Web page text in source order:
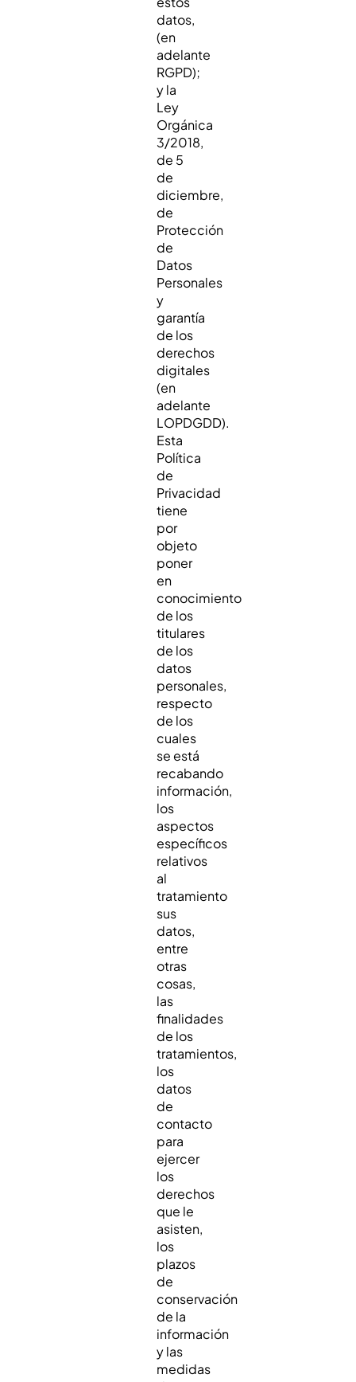
datos,
(en
adelante
RGPD);
y la
Ley
Orgánica
3/2018,
de 5
de
diciembre,
de
Protección
de
Datos
Personales
y
garantía
de los
derechos
digitales
(en
adelante
LOPDGDD).
Esta
Política
de
Privacidad
tiene
por
objeto
poner
en
conocimiento
de los
titulares
de los
datos
personales,
respecto
de los
cuales
se está
recabando
información,
los
aspectos
específicos
relativos
al
tratamiento
sus
datos,
entre
otras
cosas,
las
finalidades
de los
tratamientos,
los
datos
de
contacto
para
ejercer
los
derechos
que le
asisten,
los
plazos
de
conservación
de la
información
y las
medidas